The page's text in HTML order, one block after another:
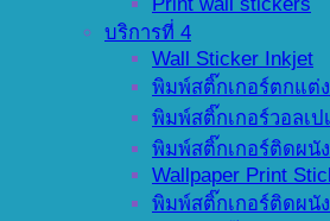
บริการที่ 4
Wall Sticker Inkjet
พิมพ์สติ๊กเกอร์ตกแต่
พิมพ์สติ๊กเกอร์วอลเ
พิมพ์สติ๊กเกอร์ติดผนั
Wallpaper Print
พิมพ์สติ๊กเกอร์ติดผนั